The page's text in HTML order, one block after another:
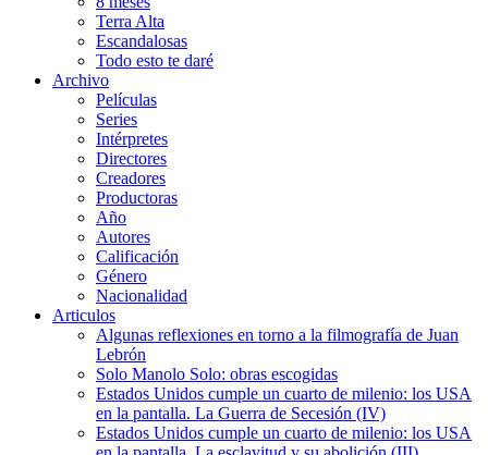
Terra Alta
Escandalosas
Todo esto te daré
Archivo
Películas
Series
Intérpretes
Directores
Creadores
Productoras
Año
Autores
Calificación
Género
Nacionalidad
Articulos
Algunas reflexiones en torno a la filmografía de Juan
Lebrón
Solo Manolo Solo: obras escogidas
Estados Unidos cumple un cuarto de milenio: los USA
en la pantalla. La Guerra de Secesión (IV)
Estados Unidos cumple un cuarto de milenio: los USA